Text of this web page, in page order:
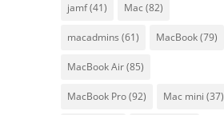
jamf(41) Mac (82)
macadmins (61) MacBook(79)
MacBook Air(85)
MacBook Pro(92) Mac mini (37)